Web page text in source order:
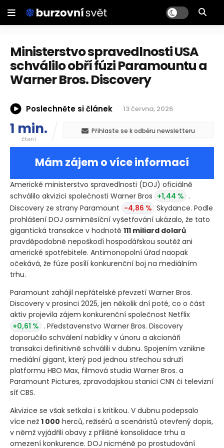
Ministerstvo spravedlnosti USA
schválilo obří fúzi Paramountu a
Warner Bros. Discovery
Poslechněte si článek 13 června, 2026
1 min.
čtení
Přihlaste se k odběru newsletteru
Mám zájem o více informací
Americké ministerstvo spravedlnosti (DOJ) oficiálně
schválilo akvizici společnosti Warner Bros +1,44 % .
Discovery ze strany Paramount -4,86 % Skydance. Podle
prohlášení DOJ osmiměsíční vyšetřování ukázalo, že tato
gigantická transakce v hodnotě 111 miliard dolarů
pravděpodobně nepoškodí hospodářskou soutěž ani
americké spotřebitele. Antimonopolní úřad naopak
očekává, že fúze posílí konkurenční boj na mediálním
trhu.
Paramount zahájil nepřátelské převzetí Warner Bros.
Discovery v prosinci 2025, jen několik dní poté, co o část
aktiv projevila zájem konkurenční společnost Netflix
+0,61 % . Představenstvo Warner Bros. Discovery
doporučilo schválení nabídky v únoru a akcionáři
transakci definitivně schválili v dubnu. Spojením vznikne
mediální gigant, který pod jednou střechou sdruží
platformu HBO Max, filmová studia Warner Bros. a
Paramount Pictures, zpravodajskou stanici CNN či televizní
síť CBS.
Akvizice se však setkala i s kritikou. V dubnu podepsalo
více než 1 000 herců, režisérů a scenáristů otevřený dopis,
v němž vyjádřili obavy z přílišné konsolidace trhu a
omezení konkurence. DOJ nicméně po prostudování